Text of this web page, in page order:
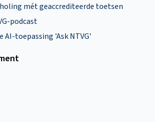
mét geaccrediteerde toetsen
podcast
AI-toepassing 'Ask NTVG'